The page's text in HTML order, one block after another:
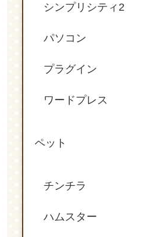
シンプリシティ2
パソコン
プラグイン
ワードプレス
ペット
チンチラ
ハムスター